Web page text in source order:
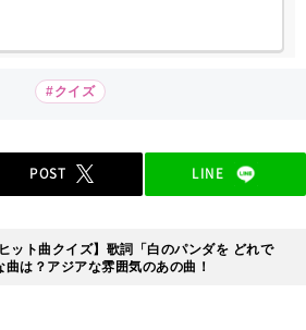
#クイズ
POST LINE
ヒット曲クイズ】歌詞「白のパンダを どれで
は？アジアな雰囲気のあの曲！